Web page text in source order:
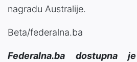
nagradu Australije.
Beta/federalna.ba
Federalna.ba